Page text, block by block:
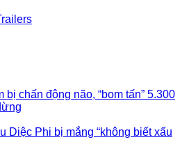
bị chấn động não, “bom tấn” 5.300
Diệc Phi bị mắng “không biết xấu